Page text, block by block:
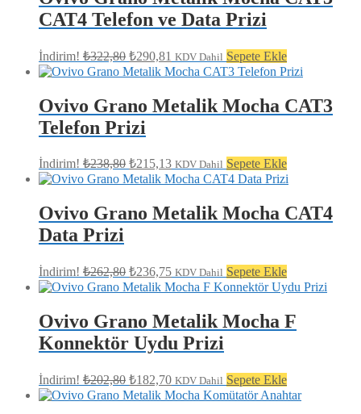
CAT4 Telefon ve Data Prizi
İndirim! ₺322,80 Orijinal
fiyat:
₺290,81 Şu
andaki
fiyat:
₺290,81.
KDV Dahil Sepete Ekle
Ovivo Grano Metalik Mocha CAT3
Telefon Prizi
İndirim! ₺238,80 Orijinal
fiyat:
₺215,13 Şu
andaki
fiyat:
₺215,13.
KDV Dahil Sepete Ekle
Ovivo Grano Metalik Mocha CAT4
Data Prizi
İndirim! ₺262,80 Orijinal
fiyat:
₺236,75 Şu
andaki
fiyat:
₺236,75.
KDV Dahil Sepete Ekle
Ovivo Grano Metalik Mocha F
Konnektör Uydu Prizi
İndirim! ₺202,80 Orijinal
fiyat:
₺182,70Şu
andaki
fiyat:
KDV Dahil Sepete Ekle